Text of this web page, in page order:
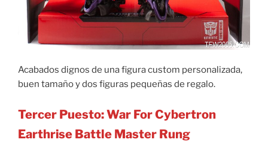
Acabados dignos de una figura custom personalizada,
buen tamaño y dos figuras pequeñas de regalo.
Tercer Puesto: War For Cybertron
Earthrise Battle Master Rung